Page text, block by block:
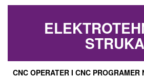
STRUKA
CNC OPERATER I CNC PROGRAMER